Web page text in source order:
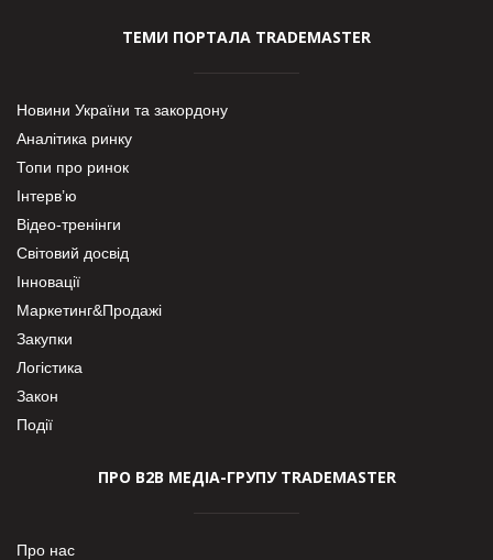
ТЕМИ ПОРТАЛА TRADEMASTER
Новини України та закордону
Аналітика ринку
Топи про ринок
Інтерв’ю
Відео-тренінги
Світовий досвід
Інновації
Маркетинг&Продажі
Закупки
Логістика
Закон
Події
ПРО В2В МЕДІА-ГРУПУ TRADEMASTER
Про нас